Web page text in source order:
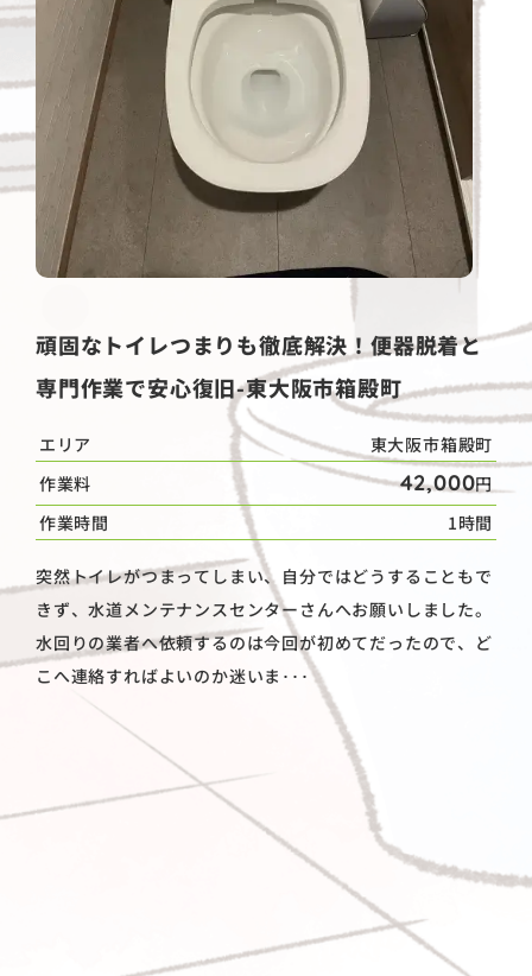
頑固なトイレつまりも徹底解決！便器脱着と
専門作業で安心復旧-東大阪市箱殿町
エリア
東大阪市箱殿町
作業料
42,000円
作業時間
1時間
突然トイレがつまってしまい、自分ではどうすることもで
きず、水道メンテナンスセンターさんへお願いしました。
水回りの業者へ依頼するのは今回が初めてだったので、ど
こへ連絡すればよいのか迷いま･･･